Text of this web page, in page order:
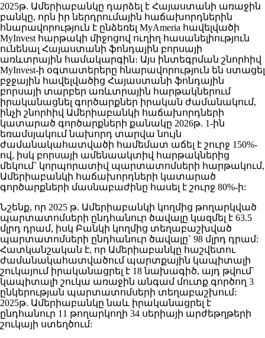
2025թ. Ամերիաբանկը դարձել է Հայաստանի առաջին
բանկը, որն իր ներդրումային հաճախորդներին
հնարավորություն է ընձեռել MyAmeria հավելվածի
MyInvest հարթակի միջոցով ուղիղ հասանելիություն
ունենալ Հայաստանի ֆոնդային բորսայի
առևտրային համակարգին։ Այս ինտեգրման շնորհիվ
MyInvest-ի օգտատերերը հնարավորություն են ստացել
բջջային հավելվածից Հայաստանի ֆոնդային
բորսայի տարբեր առևտրային հարթակներում
իրականացնել գործարքներ իրական ժամանակում,
ինչի շնորհիվ Ամերիաբանկի հաճախորդների
կատարած գործարքների քանակը 2026թ. 1-ին
եռամսյակում նախորդ տարվա նույն
ժամանակահատվածի համեմատ աճել է շուրջ 150%-
ով, իսկ բորսայի ամենաակտիվ հարթակներից
մեկում` կորպորատիվ պարտատոմսերի հարթակում,
Ամերիաբանկի հաճախորդների կատարած
գործարքների մասնաբաժինը հասել է շուրջ 80%-ի:
Նշենք, որ 2025 թ. Ամերիաբանկի կողմից թողարկված
պարտատոմսերի ընդհանուր ծավալը կազմել է 63.5
մլրդ դրամ, իսկ Բանկի կողմից տեղաբաշխված
պարտատոմսերի ընդհանուր ծավալը` 98 մլրդ դրամ:
Հատկանշական է, որ Ամերիաբանկը հաշվետու
ժամանակահատվածում պարտքային կապիտալի
շուկայում իրականացրել է 18 նախագիծ, այդ թվում`
կապիտալի շուկա առաջին անգամ մուտք գործող 3
ընկերության պարտատոմսերի տեղաբաշխում:
2025թ. Ամերիաբանկը նաև իրականացրել է
ընդհանուր 11 թողարկողի 34 սերիայի արժեթղթերի
շուկայի ստեղծում: